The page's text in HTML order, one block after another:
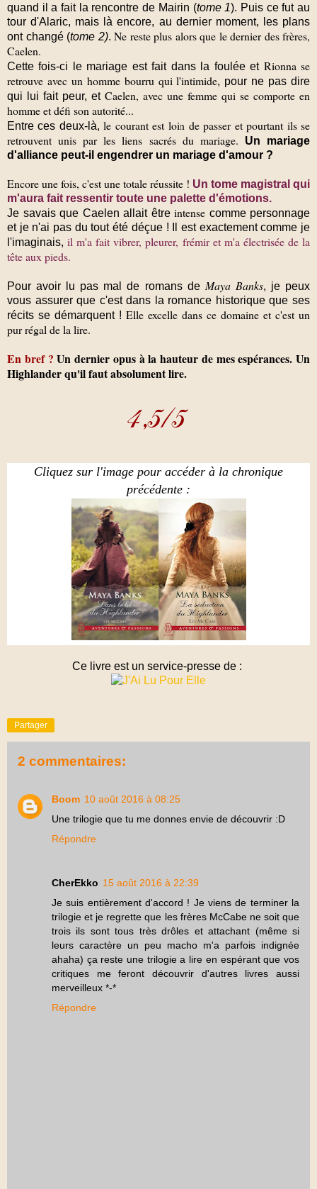
quand il a fait la rencontre de Mairin (tome 1). Puis ce fut au
tour d'Alaric, mais là encore, au dernier moment, les plans
ont changé (tome 2). Ne reste plus alors que le dernier des frères,
Caelen.
Cette fois-ci le mariage est fait dans la foulée et Rionna se
retrouve avec un homme bourru qui l'intimide, pour ne pas dire
qui lui fait peur, et Caelen, avec une femme qui se comporte en
homme et défi son autorité...
Entre ces deux-là,le courant est loin de passer et pourtant ils se
retrouvent unis par les liens sacrés du mariage.
Un mariage
d'alliance peut-il engendrer un mariage d'amour ?
Encore une fois, c'est une totale réussite ! Un tome magistral qui
m'aura fait ressentir toute une palette d'émotions.
Je savais que Caelen allait être intense comme personnage
et je n'ai pas du tout été déçue ! Il est exactement comme je
l'imaginais,il m'a fait vibrer, pleurer, frémir et m'a électrisée de la
tête aux pieds.
Pour avoir lu pas mal de romans de Maya Banks, je peux
vous assurer que c'est dans la romance historique que ses
récits se démarquent ! Elle excelle dans ce domaine et c'est un
pur régal de la lire.
En bref ? Un dernier opus à la hauteur de mes espérances. Un
Highlander qu'il faut absolument lire.
Cliquez sur l'image pour accéder à la chronique
précédente :
Ce livre est un service-presse de :
Partager
2 commentaires:
Boom 10 août 2016 à 08:25
Une trilogie que tu me donnes envie de découvrir :D
Répondre
CherEkko 15 août 2016 à 22:39
Je suis entièrement d'accord ! Je viens de terminer la
trilogie et je regrette que les frères McCabe ne soit que
trois ils sont tous très drôles et attachant (même si
leurs caractère un peu macho m'a parfois indignée
ahaha) ça reste une trilogie a lire en espérant que vos
critiques me feront découvrir d'autres livres aussi
merveilleux *-*
Répondre